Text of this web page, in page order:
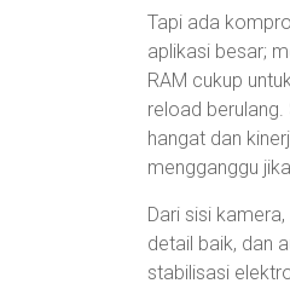
Tapi ada
aplikasi besar;
RAM cukup
reload
hangat dan
mengganggu
Dari sisi
detail baik, dan
stabilisasi